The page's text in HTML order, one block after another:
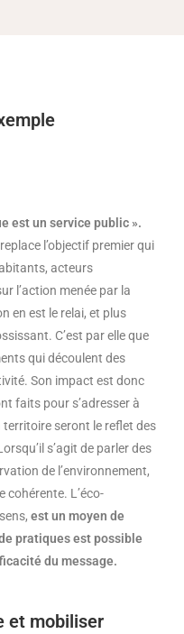
est un service public ».
l’objectif premier qui
acteurs
l’action menée par la
en est le relai, et plus
C’est par elle que
qui découlent des
Son impact est donc
faits pour s’adresser à
seront le reflet des
s’agit de parler des
de l’environnement,
cohérente. L’éco-
est un moyen de
pratiques est possible
du message.
et mobiliser